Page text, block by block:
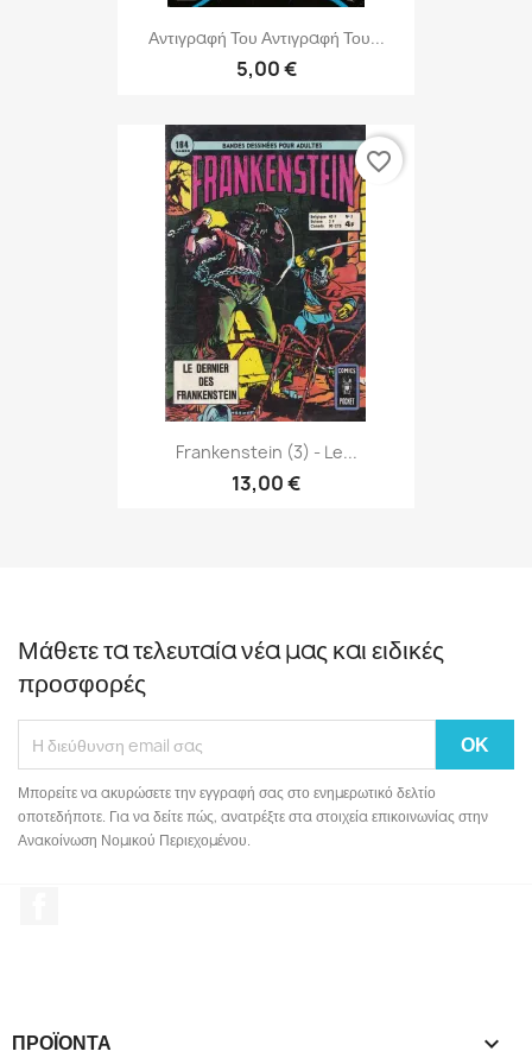
Αντιγραφή Του Αντιγραφή Του...
5,00 €
Frankenstein (3) - Le...
13,00 €
favorite_border
Μάθετε τα τελευταία νέα μας και ειδικές
προσφορές
Μπορείτε να ακυρώσετε την εγγραφή σας στο ενημερωτικό δελτίο
οποτεδήποτε. Για να δείτε πώς, ανατρέξτε στα στοιχεία επικοινωνίας στην
Ανακοίνωση Νομικού Περιεχομένου.
ΠΡΟΪΌΝΤΑ 